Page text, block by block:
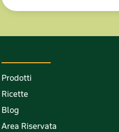
Prodotti
Ricette
Blog
Area Riservata